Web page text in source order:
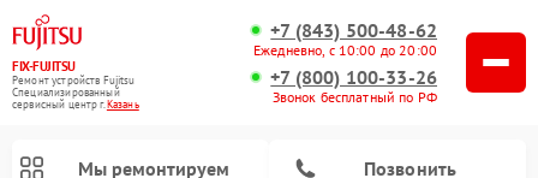
FIX-FUJITSU
Ремонт устройств Fujitsu
Специализированный
cервисный центр г.Казань
+7 (843) 500-48-62
Ежедневно, с 10:00 до 20:00
+7 (800) 100-33-26
Звонок бесплатный по РФ
Мы ремонтируем Позвонить